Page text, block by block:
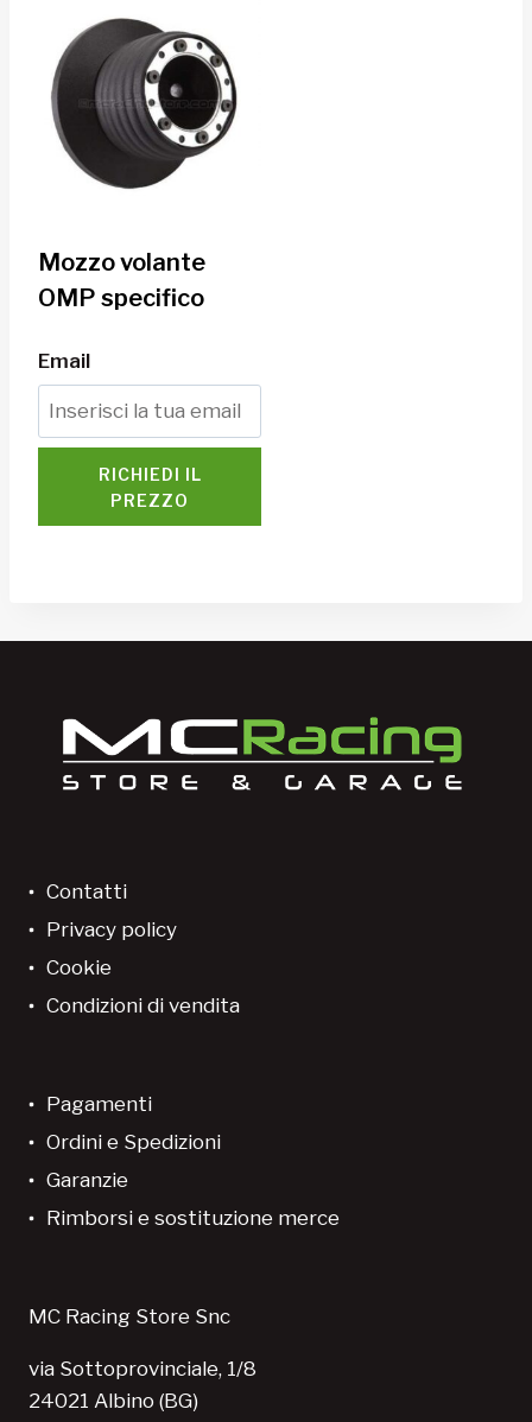
Mozzo volante
OMP specifico
Email
RICHIEDI IL
PREZZO
Contatti
Privacy policy
Cookie
Condizioni di vendita
Pagamenti
Ordini e Spedizioni
Garanzie
Rimborsi e sostituzione merce
MC Racing Store Snc
via Sottoprovinciale, 1/8
24021 Albino (BG)